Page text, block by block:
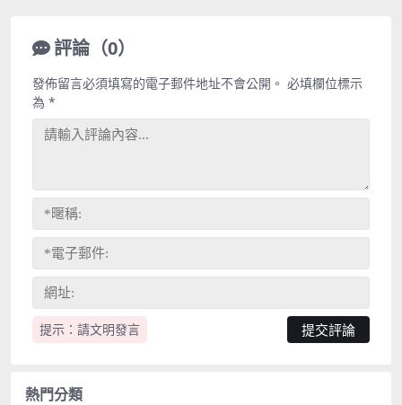
評論（0）
提示：請文明發言
發佈留言必須填寫的電子郵件地址不會公開。 必填欄位標示
為 *
熱門分類